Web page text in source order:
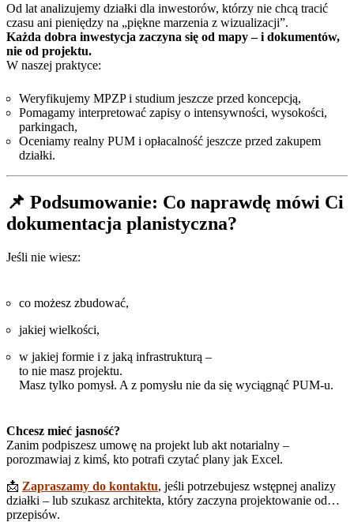
Od lat analizujemy działki dla inwestorów, którzy nie chcą tracić
czasu ani pieniędzy na „piękne marzenia z wizualizacji”.
Każda dobra inwestycja zaczyna się od mapy – i dokumentów,
nie od projektu.
W naszej praktyce:
Weryfikujemy MPZP i studium jeszcze przed koncepcją,
Pomagamy interpretować zapisy o intensywności, wysokości,
parkingach,
Oceniamy realny PUM i opłacalność jeszcze przed zakupem
działki.
📌 Podsumowanie: Co naprawdę mówi Ci
dokumentacja planistyczna?
Jeśli nie wiesz:
co możesz zbudować,
jakiej wielkości,
w jakiej formie i z jaką infrastrukturą –
to nie masz projektu.
Masz tylko pomysł. A z pomysłu nie da się wyciągnąć PUM-u.
Chcesz mieć jasność?
Zanim podpiszesz umowę na projekt lub akt notarialny –
porozmawiaj z kimś, kto potrafi czytać plany jak Excel.
📩 Zapraszamy do kontaktu, jeśli potrzebujesz wstępnej analizy
działki – lub szukasz architekta, który zaczyna projektowanie od…
przepisów.